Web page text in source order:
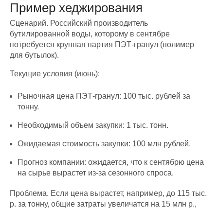
Пример хеджирования
Сценарий. Российский производитель
бутилированной воды, которому в сентябре
потребуется крупная партия ПЭТ-гранул (полимер
для бутылок).
Текущие условия (июнь):
Рыночная цена ПЭТ-гранул: 100 тыс. рублей за
тонну.
Необходимый объем закупки: 1 тыс. тонн.
Ожидаемая стоимость закупки: 100 млн рублей.
Прогноз компании: ожидается, что к сентябрю цена
на сырье вырастет из-за сезонного спроса.
Проблема. Если цена вырастет, например, до 115 тыс.
р. за тонну, общие затраты увеличатся на 15 млн р.,